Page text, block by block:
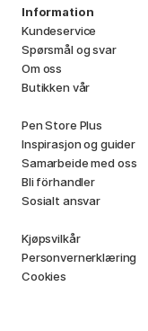
Information
Kundeservice
Spørsmål og svar
Om oss
Butikken vår
Pen Store Plus
Inspirasjon og guider
Samarbeide med oss
Bli förhandler
Sosialt ansvar
Kjøpsvilkår
Personvernerklæring
Cookies